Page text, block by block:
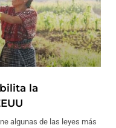
la
algunas de las leyes más